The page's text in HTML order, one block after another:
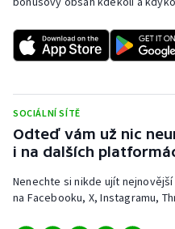
SOCIÁLNÍ SÍTĚ
Odteď vám už nic
i na dalších
Nenechte si nikde ujít
na Facebooku, X, Instagramu,